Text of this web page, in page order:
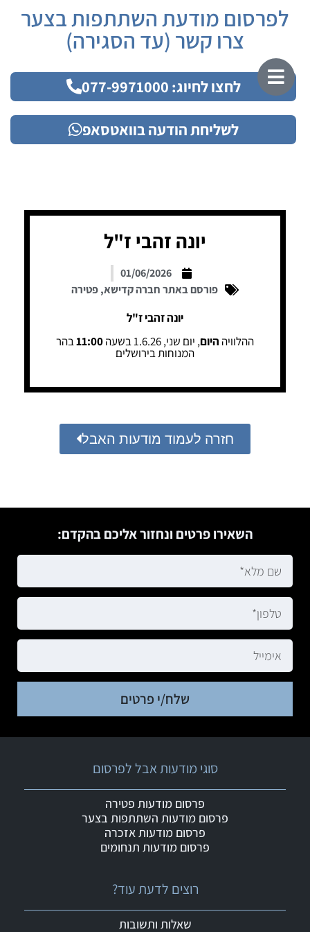
לפרסום מודעת השתתפות בצער
צרו קשר (עד הסגירה)
לחצו לחיוג: 077-9971000
לשליחת הודעה בוואטסאפ
יונה זהבי ז"ל
01/06/2026
פורסם באתר חברה קדישא,פטירה
יונה זהבי ז"ל
ההלוויה היום, יום שני, 1.6.26 בשעה 11:00בהר
המנוחות בירושלים
חזרה לעמוד מודעות האבל
השאירו פרטים ונחזור אליכם בהקדם:
שלח/י פרטים
רוצים לדעת עוד?
שאלות ותשובות
סוגי מודעות אבל לפרסום
פרסום מודעות פטירה
פרסום מודעות השתתפות בצער
פרסום מודעות אזכרה
פרסום מודעות תנחומים